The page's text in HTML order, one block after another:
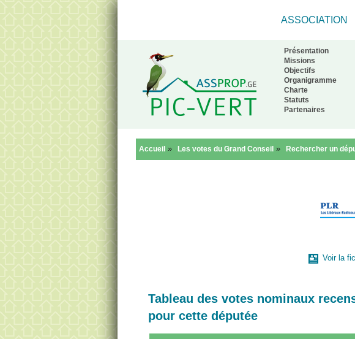
Retour à l'accueil
ASSOCIATION
Présentation
Missions
Objectifs
Organigramme
Charte
Statuts
Partenaires
Accueil » Les votes du Grand Conseil » Rechercher un
Voir la
Tableau des votes nominaux
pour cette députée